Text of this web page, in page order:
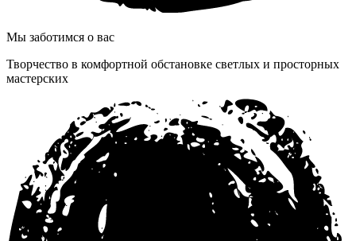
Мы заботимся о вас
Творчество в комфортной обстановке светлых и просторных
мастерских